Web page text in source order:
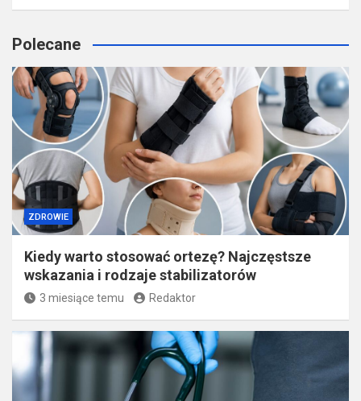
Polecane
ZDROWIE
Kiedy warto stosować ortezę? Najczęstsze
wskazania i rodzaje stabilizatorów
3 miesiące temu Redaktor